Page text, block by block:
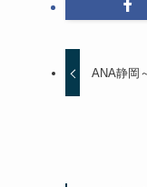
ANA静岡